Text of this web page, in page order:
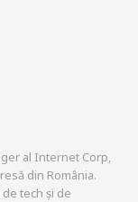
al Internet Corp,
din România.
tech și de